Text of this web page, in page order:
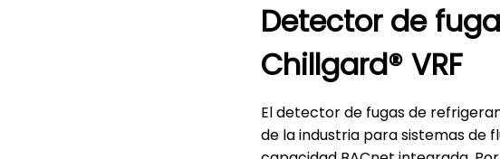
Detector de
Chillgard® VRF
El detector de fugas de
de la industria para sistemas de